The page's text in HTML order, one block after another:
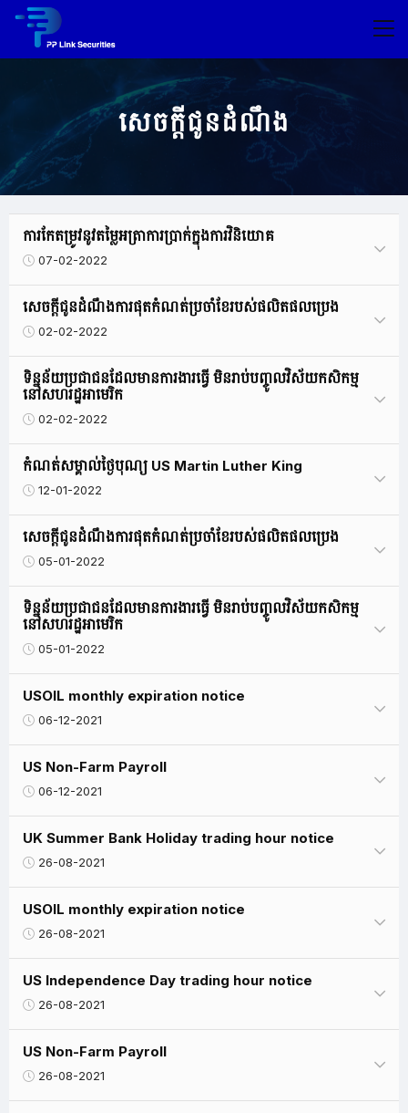
សេចក្តីជូន​ដំណឹង
ការកែតម្រូវនូវតម្លៃអត្រាការប្រាក់ក្នុងការវិនិយោគ
07-02-2022
សេចក្តីជូនដំណឹងការផុតកំណត់ប្រចាំខែរបស់ផលិតផលប្រេង
02-02-2022
ទិន្នន័យប្រជាជនដែលមានការងារធ្វើ មិនរាប់បញ្ចូលវិស័យកសិកម្ម
នៅសហរដ្ឋអាមេរិក
02-02-2022
កំណត់សម្គាល់ថ្ងៃបុណ្យ US Martin Luther King
12-01-2022
សេចក្តីជូនដំណឹងការផុតកំណត់ប្រចាំខែរបស់ផលិតផលប្រេង
05-01-2022
ទិន្នន័យប្រជាជនដែលមានការងារធ្វើ មិនរាប់បញ្ចូលវិស័យកសិកម្ម
នៅសហរដ្ឋអាមេរិក
05-01-2022
USOIL monthly expiration notice
06-12-2021
US Non-Farm Payroll
06-12-2021
UK Summer Bank Holiday trading hour notice
26-08-2021
USOIL monthly expiration notice
26-08-2021
US Independence Day trading hour notice
26-08-2021
US Non-Farm Payroll
26-08-2021